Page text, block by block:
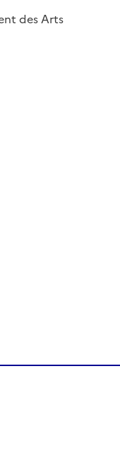
des Arts